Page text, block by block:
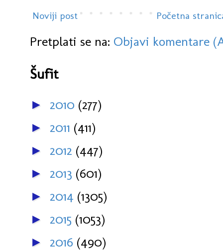
Noviji post Početna
Pretplati se na: Objavi komentare
Šufit
► 2010 (277)
► 2011 (411)
► 2012 (447)
► 2013 (601)
► 2014 (1305)
► 2015 (1053)
► 2016 (490)